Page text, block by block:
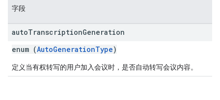
字段
autoTranscriptionGeneration
enum (AutoGenerationType)
定义当有权转写的用户加入会议时，是否自动转写会议内容。